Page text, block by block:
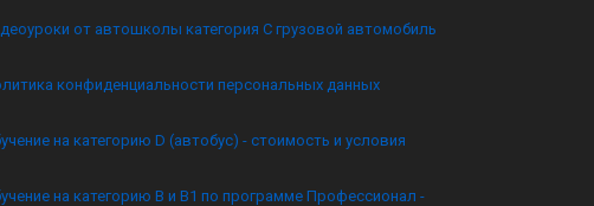
от автошколы категория C грузовой автомобиль
конфиденциальности персональных данных
на категорию D (автобус) - стоимость и условия
на категорию B и B1 по программе Профессионал -